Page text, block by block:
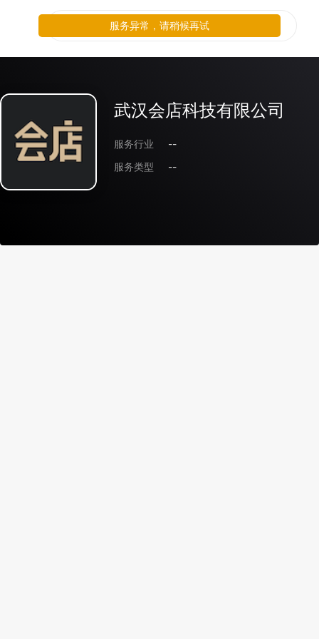
武汉会店科技有限公司
服务行业
--
服务类型
--
服务异常，请稍候再试